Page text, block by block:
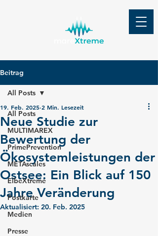
Beitrag
All Posts
MULTIMAREX
PrimePrevention
METAscales
ElbeXtreme
Postkarte
Medien
Presse
All Posts
Neue Studie zur
Bewertung der
Ökosystemleistungen der
Ostsee: Ein Blick auf 150
Jahre Veränderung
19. Feb. 2025 2 Min. Lesezeit
Aktualisiert: 20. Feb. 2025